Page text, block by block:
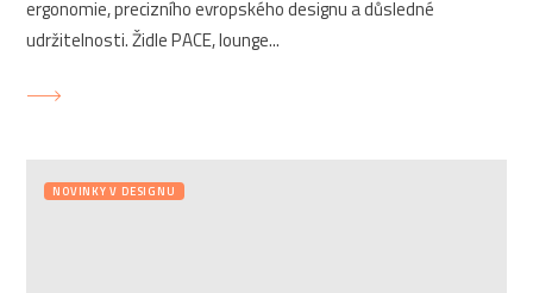
ergonomie, precizního evropského designu a důsledné
udržitelnosti. Židle PACE, lounge...
NOVINKY V DESIGNU